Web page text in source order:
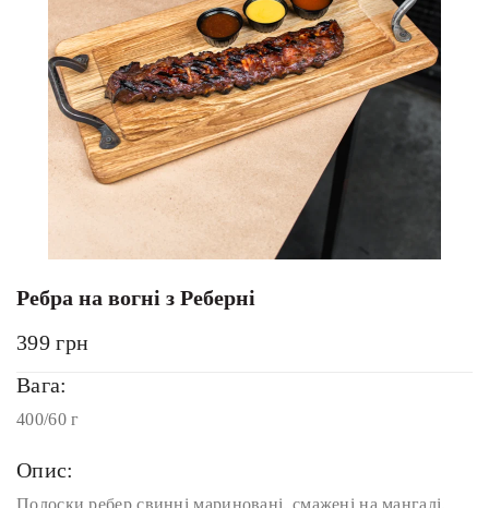
Ребра на вогні з Реберні
399 грн
Вага:
400/60 г
Опис:
Полоски ребер свинні мариновані, смажені на мангалі.